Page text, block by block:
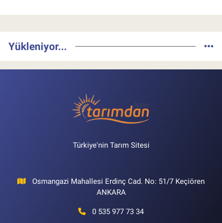
Yükleniyor...
Türkiye'nin Tarım Sitesi
Osmangazi Mahallesi Erdinç Cad. No: 51/7 Keçiören
ANKARA
0 535 977 73 34